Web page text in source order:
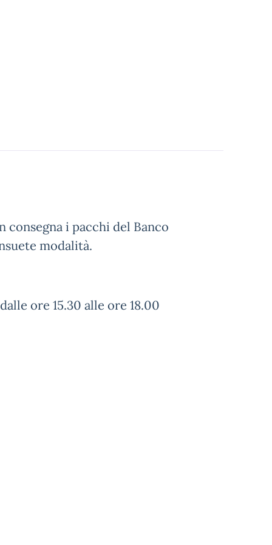
consegna i pacchi del Banco
modalità.
ore 15.30 alle ore 18.00